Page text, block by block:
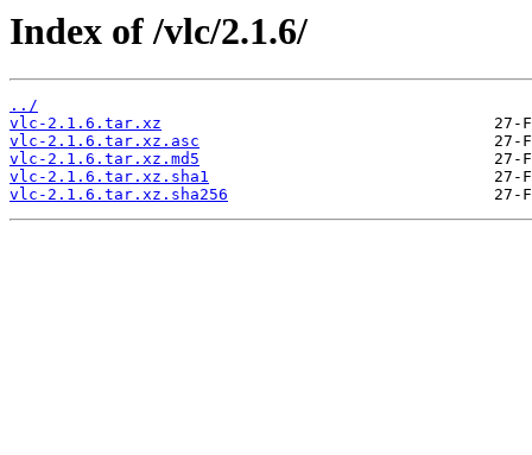
Index of /vlc/2.1.6/
../
vlc-2.1.6.tar.xz
vlc-2.1.6.tar.xz.asc
vlc-2.1.6.tar.xz.md5
vlc-2.1.6.tar.xz.sha1
vlc-2.1.6.tar.xz.sha256